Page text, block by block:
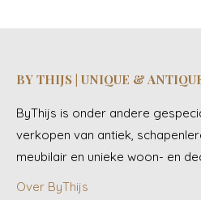
BY THIJS | UNIQUE &
ByThijs is onder andere
verkopen van antiek,
meubilair en unieke woon- en
Over ByThijs